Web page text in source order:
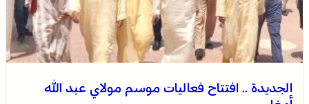
الجديدة .. افتتاح فعاليات موسم مولاي عبد الله